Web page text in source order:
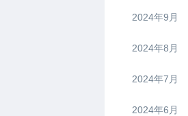
2024年9月
2024年8月
2024年7月
2024年6月